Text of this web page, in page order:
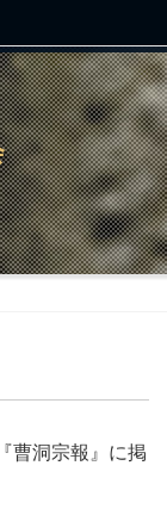
曹洞宗報』に掲